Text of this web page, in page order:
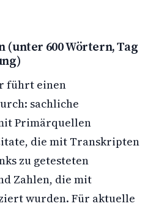
600 Wörtern, Tag
führt einen
sachliche
Primärquellen
die mit Transkripten
zu getesteten
Zahlen, die mit
wurden. Für aktuelle